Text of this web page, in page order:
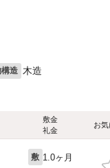
造 木造
敷金
礼金
お気
敷 1.0ヶ月